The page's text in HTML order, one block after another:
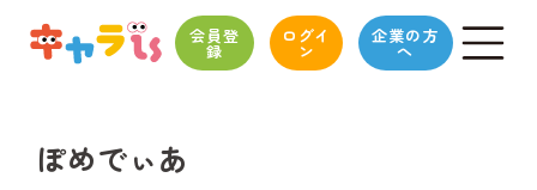
会員登
録
ログイ
ン
企業の方
へ
ぽめでぃあ